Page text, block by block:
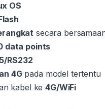
OS
secara
data points
RS232
4Gpada model tertentu
kabel ke4G/WiFi